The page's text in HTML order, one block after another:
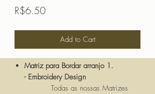
R$6.50Price
Add to Cart
Matriz para Bordar arranjo 1.
- Embroidery Design
Todas as nossas Matrizes